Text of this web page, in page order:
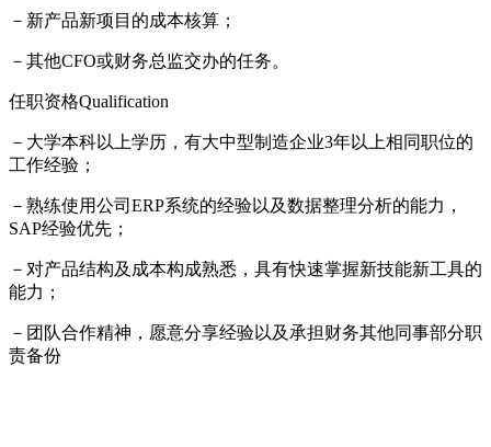
－新产品新项目的成本核算；
－其他CFO或财务总监交办的任务。
任职资格Qualification
－大学本科以上学历，有大中型制造企业3年以上相同职位的
工作经验；
－熟练使用公司ERP系统的经验以及数据整理分析的能力，
SAP经验优先；
－对产品结构及成本构成熟悉，具有快速掌握新技能新工具的
能力；
－团队合作精神，愿意分享经验以及承担财务其他同事部分职
责备份